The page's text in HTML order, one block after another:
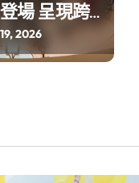
場 呈現跨
對話
2026